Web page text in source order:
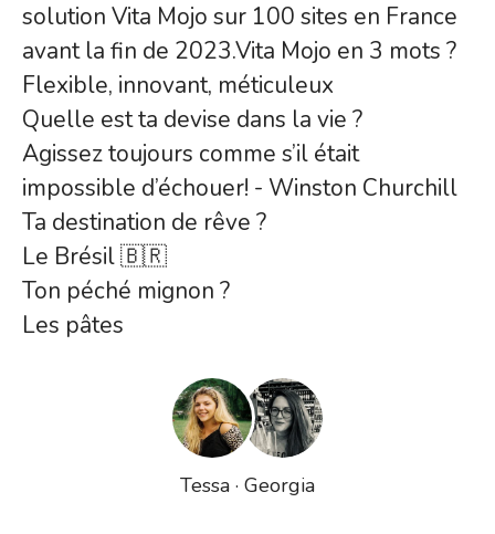
solution Vita Mojo sur 100 sites en France
avant la fin de 2023.Vita Mojo en 3 mots ?
Flexible, innovant, méticuleux
Quelle est ta devise dans la vie ?
Agissez toujours comme s’il était
impossible d’échouer! - Winston Churchill
Ta destination de rêve ?
Le Brésil 🇧🇷
Ton péché mignon ?
Les pâtes
Tessa · Georgia